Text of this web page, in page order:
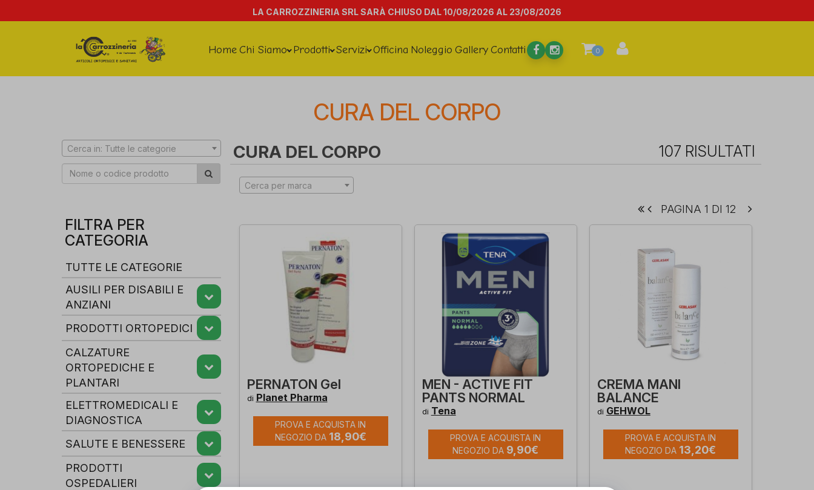
LA CARROZZINERIA SRL SARÀ CHIUSO DAL 10/08/2026 AL 23/08/2026
Home Chi Siamo Prodotti Servizi Officina Noleggio Gallery Contatti 0
CURA DEL CORPO
Cerca in: Tutte le categorie
FILTRA PER
CATEGORIA
TUTTE LE CATEGORIE
AUSILI PER DISABILI E
ANZIANI
PRODOTTI ORTOPEDICI
CALZATURE
ORTOPEDICHE E
PLANTARI
ELETTROMEDICALI E
DIAGNOSTICA
SALUTE E BENESSERE
PRODOTTI
OSPEDALIERI
CURA DEL CORPO 107 RISULTATI
Cerca per marca
PAGINA 1 DI 12
PERNATON Gel
di Planet Pharma
PROVA E ACQUISTA IN
NEGOZIO DA 18,90€
MEN - ACTIVE FIT
PANTS NORMAL
di Tena
PROVA E ACQUISTA IN
NEGOZIO DA 9,90€
CREMA MANI
BALANCE
di GEHWOL
PROVA E ACQUISTA IN
NEGOZIO DA 13,20€